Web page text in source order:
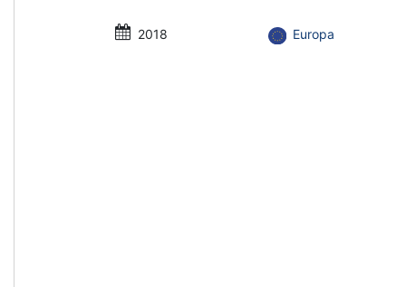
2018 Europa